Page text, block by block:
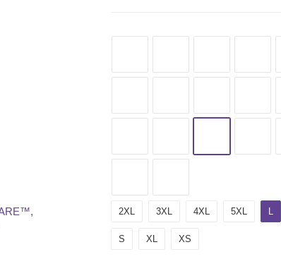
2XL 3XL 4XL 5XL L
S XL XS